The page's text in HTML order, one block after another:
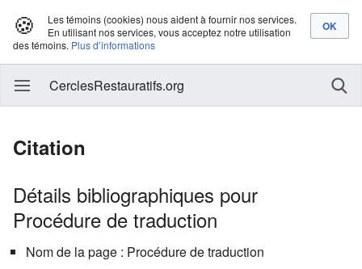
🍪
Les témoins (cookies) nous aident à fournir nos services.
En utilisant nos services, vous acceptez notre utilisation
des témoins. Plus d’informations
CerclesRestauratifs.org
Citation
Détails bibliographiques pour
Procédure de traduction
Nom de la page : Procédure de traduction